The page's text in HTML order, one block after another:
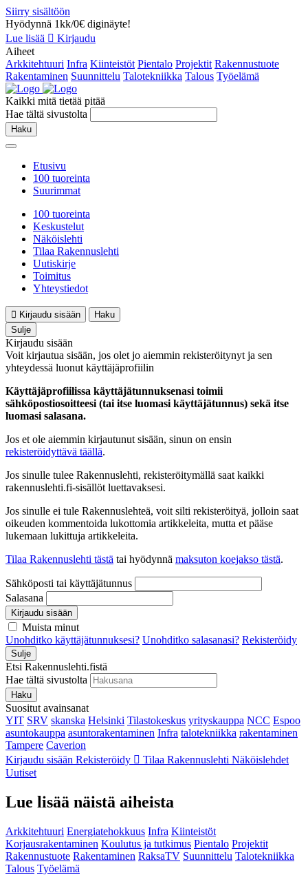
Siirry sisältöön
Hyödynnä 1kk/0€ diginäyte!
Lue lisää
Kirjaudu
Aiheet
Arkkitehtuuri Infra Kiinteistöt Pientalo Projektit Rakennustuote
Rakentaminen Suunnittelu Talotekniikka Talous Työelämä
Kaikki mitä tietää pitää
Hae tältä sivustolta
Haku
Etusivu
100 tuoreinta
Suurimmat
100 tuoreinta
Keskustelut
Näköislehti
Tilaa Rakennuslehti
Uutiskirje
Toimitus
Yhteystiedot
Kirjaudu sisään
Haku
Sulje
Kirjaudu sisään
Voit kirjautua sisään, jos olet jo aiemmin rekisteröitynyt ja sen
yhteydessä luonut käyttäjäprofiilin
Käyttäjäprofiilissa käyttäjätunnuksenasi toimii
sähköpostiosoitteesi (tai itse luomasi käyttäjätunnus) sekä itse
luomasi salasana.
Jos et ole aiemmin kirjautunut sisään, sinun on ensin
rekisteröidyttävä täällä.
Jos sinulle tulee Rakennuslehti, rekisteröitymällä saat kaikki
rakennuslehti.fi-sisällöt luettavaksesi.
Jos sinulle ei tule Rakennuslehteä, voit silti rekisteröityä, jolloin saat
oikeuden kommentoida lukottomia artikkeleita, mutta et pääse
lukemaan lukittuja artikkeleita.
Tilaa Rakennuslehti tästä tai hyödynnä maksuton koejakso tästä.
Sähköposti tai käyttäjätunnus
Salasana
Kirjaudu sisään
Muista minut
Unohditko käyttäjätunnuksesi? Unohditko salasanasi? Rekisteröidy
Sulje
Etsi Rakennuslehti.fistä
Hae tältä sivustolta
Haku
Suositut avainsanat
YIT SRV skanska Helsinki Tilastokeskus yrityskauppa NCC Espoo
asuntokauppa asuntorakentaminen Infra talotekniikka rakentaminen
Tampere Caverion
Kirjaudu sisään Rekisteröidy Tilaa Rakennuslehti Näköislehdet
Uutiset
Lue lisää näistä aiheista
Arkkitehtuuri Energiatehokkuus Infra Kiinteistöt
Korjausrakentaminen Koulutus ja tutkimus Pientalo Projektit
Rakennustuote Rakentaminen RaksaTV Suunnittelu Talotekniikka
Talous Työelämä